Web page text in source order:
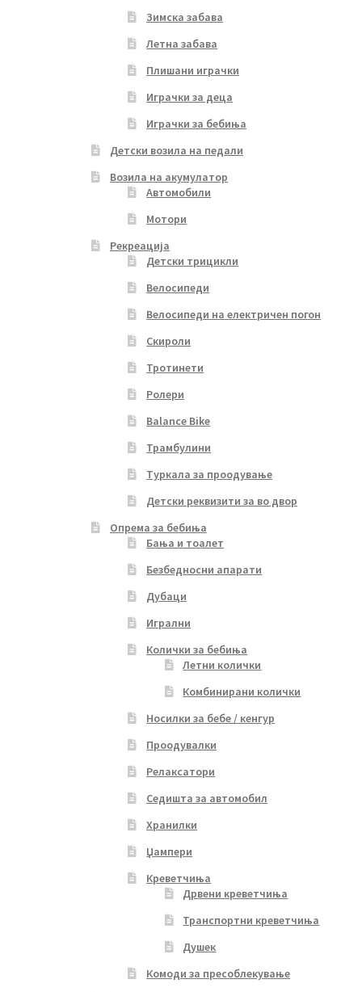
Зимска забава
Летна забава
Плишани играчки
Играчки за деца
Играчки за бебиња
Детски возила на педали
Возила на акумулатор
Автомобили
Мотори
Рекреација
Детски трицикли
Велосипеди
Велосипеди на електричен погон
Скироли
Тротинети
Ролери
Balance Bike
Трамбулини
Туркала за проодување
Детски реквизити за во двор
Опрема за бебиња
Бања и тоалет
Безбедносни апарати
Дубаци
Игрални
Колички за бебиња
Летни колички
Комбинирани колички
Носилки за бебе / кенгур
Проодувалки
Релаксатори
Седишта за автомобил
Хранилки
Џампери
Креветчиња
Дрвени креветчиња
Транспортни креветчиња
Душек
Комоди за пресоблекување